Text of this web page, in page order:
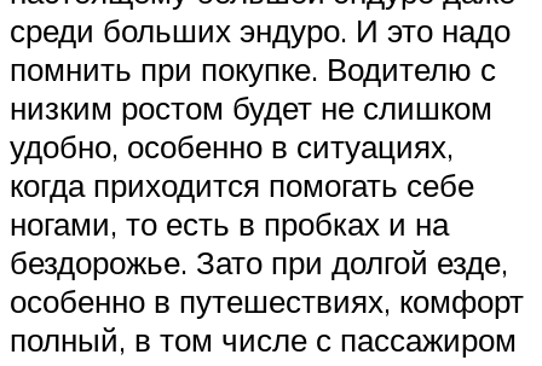
среди больших эндуро. И это надо
помнить при покупке. Водителю с
низким ростом будет не слишком
удобно, особенно в ситуациях,
когда приходится помогать себе
ногами, то есть в пробках и на
бездорожье. Зато при долгой езде,
особенно в путешествиях, комфорт
полный, в том числе с пассажиром